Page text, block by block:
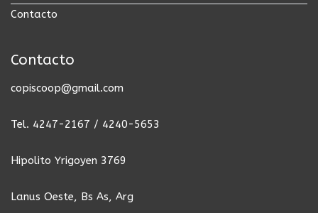
Contacto
Contacto
copiscoop@gmail.com
Tel. 4247-2167 / 4240-5653
Hipolito Yrigoyen 3769
Lanus Oeste, Bs As, Arg